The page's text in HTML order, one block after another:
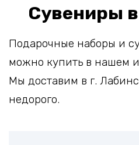
Сувениры
Подарочные наборы и
можно купить в нашем
Мы доставим в г.
недорого.